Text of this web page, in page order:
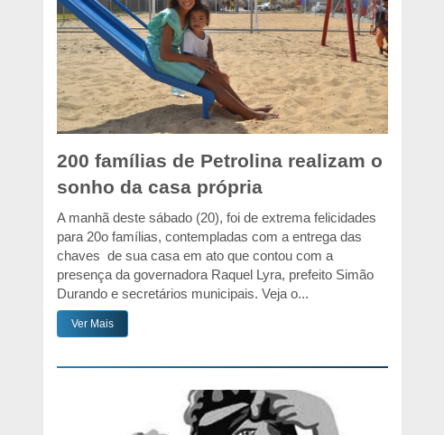
200 famílias de Petrolina realizam o
sonho da casa própria
A manhã deste sábado (20), foi de extrema felicidades
para 20o famílias, contempladas com a entrega das
chaves de sua casa em ato que contou com a
presença da governadora Raquel Lyra, prefeito Simão
Durando e secretários municipais. Veja o...
Ver Mais